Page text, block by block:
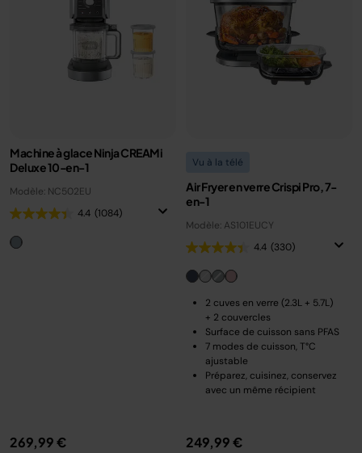
Machine à glace Ninja CREAMi
Deluxe 10-en-1
Modèle: NC502EU
4.4 (1084)
269,99 €
Vu à la télé
Air Fryer en verre Crispi Pro, 7-
en-1
Modèle: AS101EUCY
4.4 (330)
2 cuves en verre (2.3L + 5.7L)
+ 2 couvercles
Surface de cuisson sans PFAS
7 modes de cuisson, T°C
ajustable
Préparez, cuisinez, conservez
avec un même récipient
249,99 €